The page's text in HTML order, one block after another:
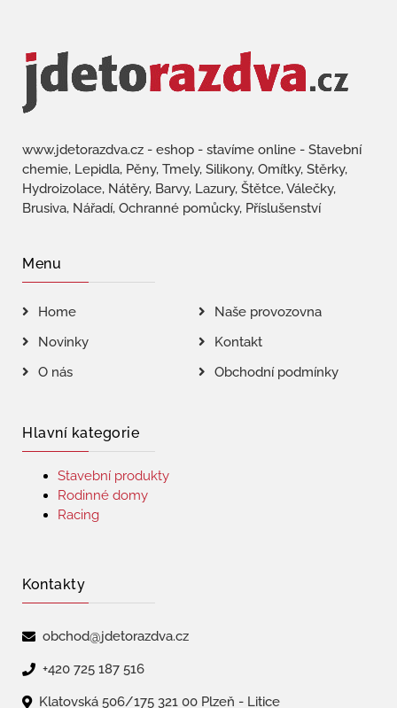
www.jdetorazdva.cz - eshop - stavíme online - Stavební
chemie, Lepidla, Pěny, Tmely, Silikony, Omítky, Stěrky,
Hydroizolace, Nátěry, Barvy, Lazury, Štětce, Válečky,
Brusiva, Nářadí, Ochranné pomůcky, Příslušenství
Menu
Home
Naše provozovna
Novinky
Kontakt
O nás
Obchodní podmínky
Hlavní kategorie
Stavební produkty
Rodinné domy
Racing
Kontakty
obchod@jdetorazdva.cz
+420 725 187 516
Klatovská 506/175 321 00 Plzeň - Litice